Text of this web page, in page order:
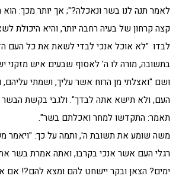
לאמר תנה לנו בשר ונאכלה?"; אך יותר מכך:
קצה קרחון של בעיה רחבה יותר, והיא היכולת
לבדו: "לא אוכל אנכי לבדי לשאת את כל העם
בתשובה, מורה לו ה' לאסוף שבעים איש מזקני
ושם "ואצלתי מן הרוח אשר עליך, ושמתי
העם, ולא תישא אתה לבדך". ולגבי בקשת
תאמר: התקדשו למחר ואכלתם בשר".
משה שומע את תשובת ה', ותמה על כך:
רגלי העם אשר אנכי בקרבו, ואתה אמרת בשר
ימים? הצאן ובקר יישחט להם ומצא להם?! אם